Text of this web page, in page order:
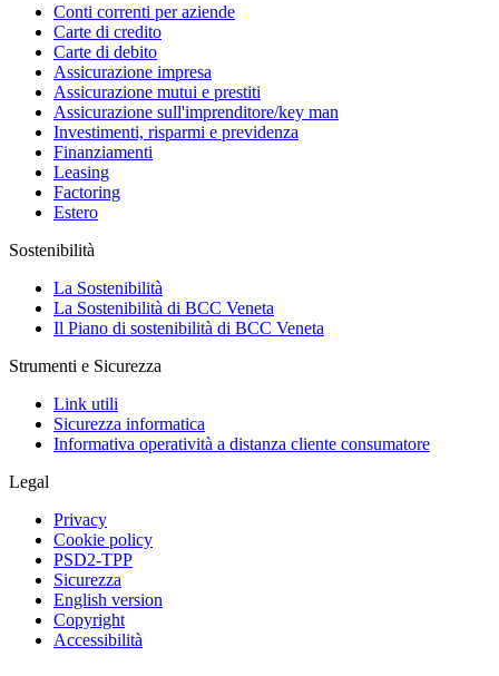
Conti correnti per aziende
Carte di credito
Carte di debito
Assicurazione impresa
Assicurazione mutui e prestiti
Assicurazione sull'imprenditore/key man
Investimenti, risparmi e previdenza
Finanziamenti
Leasing
Factoring
Estero
Sostenibilità
La Sostenibilità
La Sostenibilità di BCC Veneta
Il Piano di sostenibilità di BCC Veneta
Strumenti e Sicurezza
Link utili
Sicurezza informatica
Informativa operatività a distanza cliente consumatore
Legal
Privacy
Cookie policy
PSD2-TPP
Sicurezza
English version
Copyright
Accessibilità